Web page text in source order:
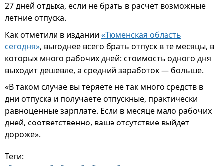
27 дней отдыха, если не брать в расчет возможные
летние отпуска.
Как отметили в издании «Тюменская область
сегодня», выгоднее всего брать отпуск в те месяцы, в
которых много рабочих дней: стоимость одного дня
выходит дешевле, а средний заработок — больше.
«В таком случае вы теряете не так много средств в
дни отпуска и получаете отпускные, практически
равноценные зарплате. Если в месяце мало рабочих
дней, соответственно, ваше отсутствие выйдет
дороже».
Теги: